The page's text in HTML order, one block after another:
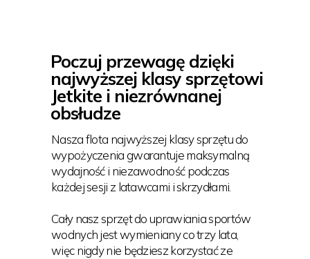
Poczuj przewagę dzięki
najwyższej klasy sprzętowi
Jetkite i niezrównanej
obsłudze
Nasza flota najwyższej klasy sprzętu do
wypożyczenia gwarantuje maksymalną
wydajność i niezawodność podczas
każdej sesji z latawcami i skrzydłami.
Cały nasz sprzęt do uprawiania sportów
wodnych jest wymieniany co trzy lata,
więc nigdy nie będziesz korzystać ze